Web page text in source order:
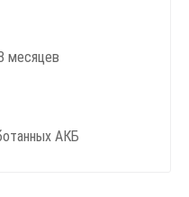
месяцев
АКБ